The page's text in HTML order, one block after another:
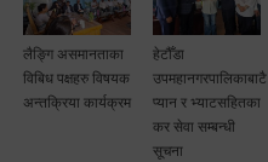
लैङ्गि असमानताका
विबिध पक्षहरु विषयक
अन्तक्रिया कार्यक्रम
हेटौँडा
उपमहानगरपालिकाबाटै
प्यान र भ्याटसहितका
कर सेवा सम्बन्धी
सूचना